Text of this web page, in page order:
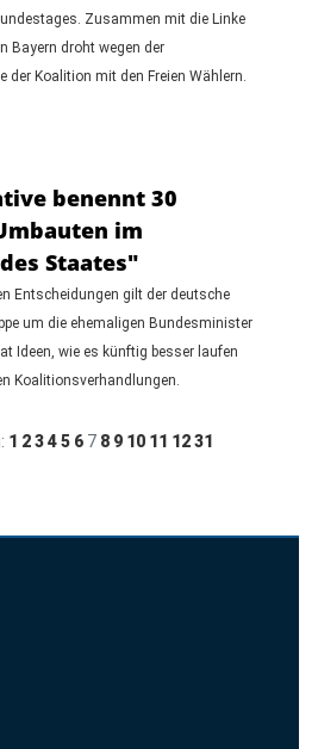
Zusammen mit die Linke
Bayern droht wegen der
der Koalition mit den Freien Wählern.
benennt 30
im
Staates"
Entscheidungen gilt der deutsche
um die ehemaligen Bundesminister
Ideen, wie es künftig besser laufen
Koalitionsverhandlungen.
1 2 3 4 5 6 7 8 9 10 11 12 31